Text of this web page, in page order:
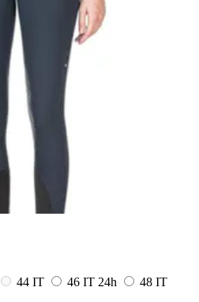
44 IT 46 IT 24h
48 IT